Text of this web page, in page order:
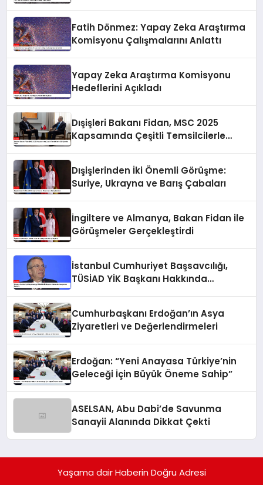
Fatih Dönmez: Yapay Zeka Araştırma
Komisyonu Çalışmalarını Anlattı
Yapay Zeka Araştırma Komisyonu
Hedeflerini Açıkladı
Dışişleri Bakanı Fidan, MSC 2025
Kapsamında Çeşitli Temsilcilerle
Dışişlerinden İki Önemli Görüşme:
Suriye, Ukrayna ve Barış Çabaları
İngiltere ve Almanya, Bakan Fidan ile
Görüşmeler Gerçekleştirdi
İstanbul Cumhuriyet Başsavcılığı,
TÜSİAD YİK Başkanı Hakkında
Cumhurbaşkanı Erdoğan’ın Asya
Ziyaretleri ve Değerlendirmeleri
Erdoğan: “Yeni Anayasa Türkiye’nin
Geleceği İçin Büyük Öneme Sahip”
ASELSAN, Abu Dabi’de Savunma
Sanayii Alanında Dikkat Çekti
Yaşama dair Haberin Doğru Adresi